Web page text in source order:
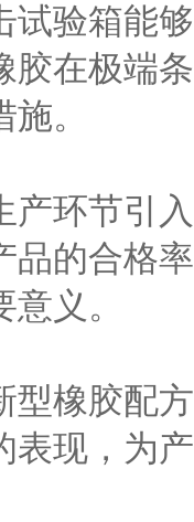
试验箱能
胶在极端
。
产环节引
品的合格
义。
型橡胶配
表现，为